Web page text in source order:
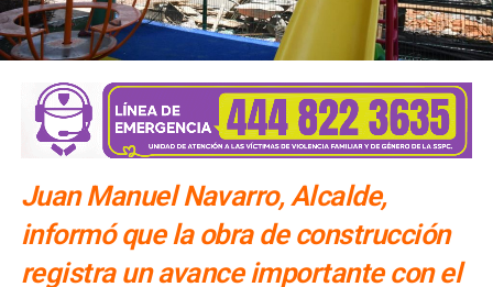
SIGUIENTE
El Campeonato Charro ya ha dejado resultados
positivos en el sector hotelero
NO TE PIERDAS
Ayuntamiento capitalino fomenta emprendimiento
en jóvenes… y en niños
Juan Manuel Navarro, Alcalde,
informó que la obra de construcción
registra un avance importante con el